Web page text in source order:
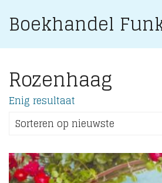
Boekhandel
Rozenhaag
Enig resultaat
Sorteren op nieuwste